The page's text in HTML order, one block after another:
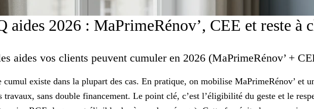
aides 2026 : MaPrimeRénov’, CEE et reste à
aides vos clients peuvent cumuler en 2026 (MaPrimeRénov’ +
cumul existe dans la plupart des cas. En pratique, on mobilise MaPrimeRénov’ et
travaux, sans double financement. Le point clé, c’est l’éligibilité du geste et le